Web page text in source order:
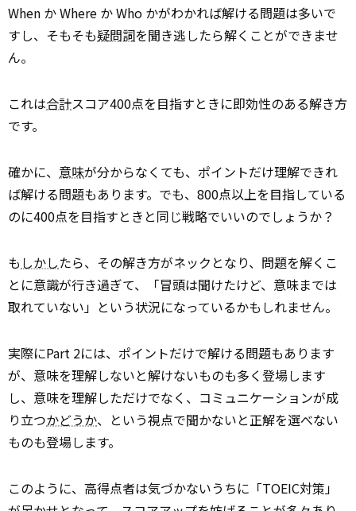
When か Where か Who かがわかれば解ける問題は多いで
すし、そもそも疑問詞を聞き逃したら解くことができませ
ん。
これは合計スコア400点を目指すときに即効性のある解き方
です。
確かに、 意味が分からなくても、ポイントだけ理解できれ
ば解ける問題もあります。でも、800点以上を目指している
のに400点を目指すときと同じ戦略でいいのでしょうか？
も しかしたら、その解き方がネックとなり、問題を解くこ
とに意識が行き過ぎて、「冒頭は聞けたけど、意味までは
取れていない」という状況になっているかもしれません。
実際にPart 2には、ポイントだけで解ける問題もあります
が、意味を理解しないと解けないものも多く登場します
し、意味を理解しただけでなく、コミュニケーションが成
り立つかどうか、という視点で聞かないと正解を選べない
ものも登場します。
このように、高得点者は気づかないうちに「TOEIC対策」